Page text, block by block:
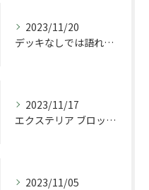
2023/11/20
デッキなしでは語れない! エクステリアの魅力と楽しみ方
2023/11/17
エクステリア ブロック塀の施工方法と注意点
2023/11/05